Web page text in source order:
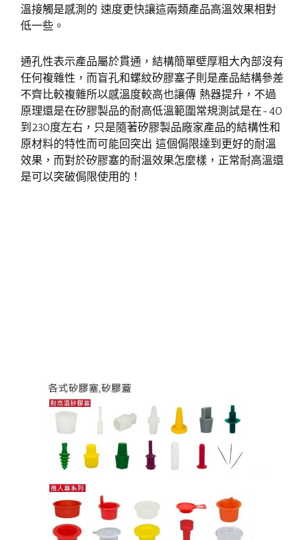
溫接觸是感測的 速度更快讓這兩類產品高溫效果相對
低一些。
通孔性表示產品屬於貫通，結構簡單壁厚粗大內部沒有
任何複雜性，而盲孔和螺紋矽膠塞子則是產品結構參差
不齊比較複雜所以感溫度較高也讓傳 熱器提升，不過
原理還是在矽膠製品的耐高低溫範圍常規測試是在-40
到230度左右，只是隨著矽膠製品廠家產品的結構性和
原材料的特性而可能回突出 這個侷限達到更好的耐溫
效果，而對於矽膠塞的耐溫效果怎麼樣，正常耐高溫還
是可以突破侷限使用的！